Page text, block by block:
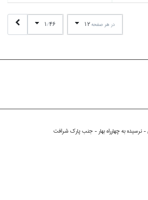
در هر صفحه12
1/46
نرسیده به چهارراه بهار - جنب پارك شرافت